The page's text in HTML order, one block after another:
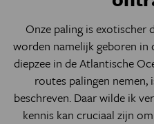
Onze paling is exotischer
worden namelijk geboren in
diepzee in de Atlantische
routes palingen
beschreven. Daar wilde ik
kennis kan cruciaal zijn